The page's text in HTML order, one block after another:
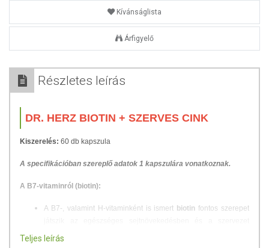
Kívánságlista
Árfigyelő
Részletes leírás
DR. HERZ BIOTIN + SZERVES CINK
Kiszerelés: 60 db kapszula
A specifikációban szereplő adatok 1 kapszulára vonatkoznak.
A B7-vitaminról (biotin):
A B7-, valamint H-vitaminként is ismert biotin fontos szerepet
anyagcseréjében. A vízben oldódó vitaminok csoportjába
Teljes leírás